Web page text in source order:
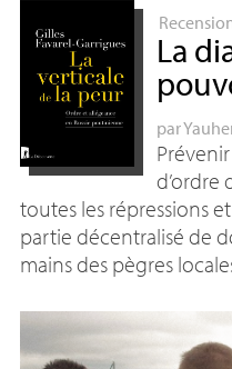
La
par
d’ordre
toutes les répressions
partie décentralisé de
mains des pègres